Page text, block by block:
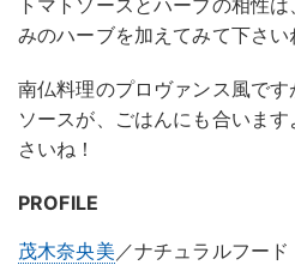
トマトソースとハーブの相性
みのハーブを加えてみて下さい
南仏料理のプロヴァンス風で
ソースが、ごはんにも合いま
さいね！
PROFILE
茂木奈央美 ／ナチュラルフー